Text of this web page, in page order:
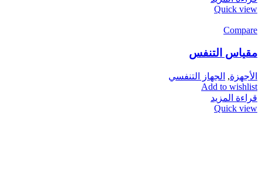
Quick view
Compare
مقياس التنفس
الأجهزة, الجهاز التنفسي
Add to wishlist
قراءة المزيد
Quick view